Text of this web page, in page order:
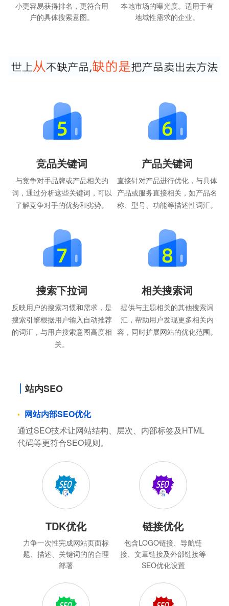
小更容易获得排名，更符合用
户的具体搜索意图。
本地市场的曝光度。适用于有
地域性需求的企业。
竞品关键词
与竞争对手品牌或产品相关的
词，通过分析这些关键词，可以
了解竞争对手的优势和劣势。
产品关键词
直接针对产品进行优化，与具体
产品或服务直接相关，如产品名
称、型号、功能等描述性词汇。
搜索下拉词
反映用户的搜索习惯和需求，是
搜索引擎根据用户输入自动推荐
的词汇，与用户搜索意图高度相
关。
相关搜索词
提供与主题相关的其他搜索词
汇，帮助用户发现更多相关内
容，同时扩展网站的优化范围。
站内SEO
网站内部SEO优化
通过SEO技术让网站结构、层次、内部标签及HTML
代码等更符合SEO规则。
TDK优化
力争一次性完成网站页面标
题、描述、关键词的的合理
部署
链接优化
包含LOGO链接、导航链
接、文章链接及外部链接等
SEO优化设置